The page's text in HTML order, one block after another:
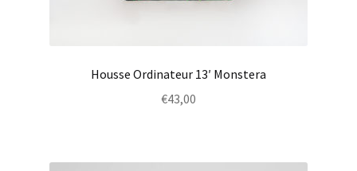
Housse Ordinateur 13′ Monstera
€43,00